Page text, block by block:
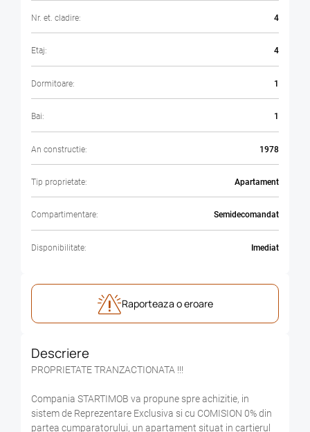
Nr. et. cladire: 4
Etaj: 4
Dormitoare: 1
Bai: 1
An constructie: 1978
Tip proprietate: Apartament
Compartimentare: Semidecomandat
Disponibilitate: Imediat
Raporteaza o eroare
Descriere
PROPRIETATE TRANZACTIONATA !!!
Compania STARTIMOB va propune spre achizitie, in
sistem de Reprezentare Exclusiva si cu COMISION 0% din
partea cumparatorului, un apartament situat in cartierul